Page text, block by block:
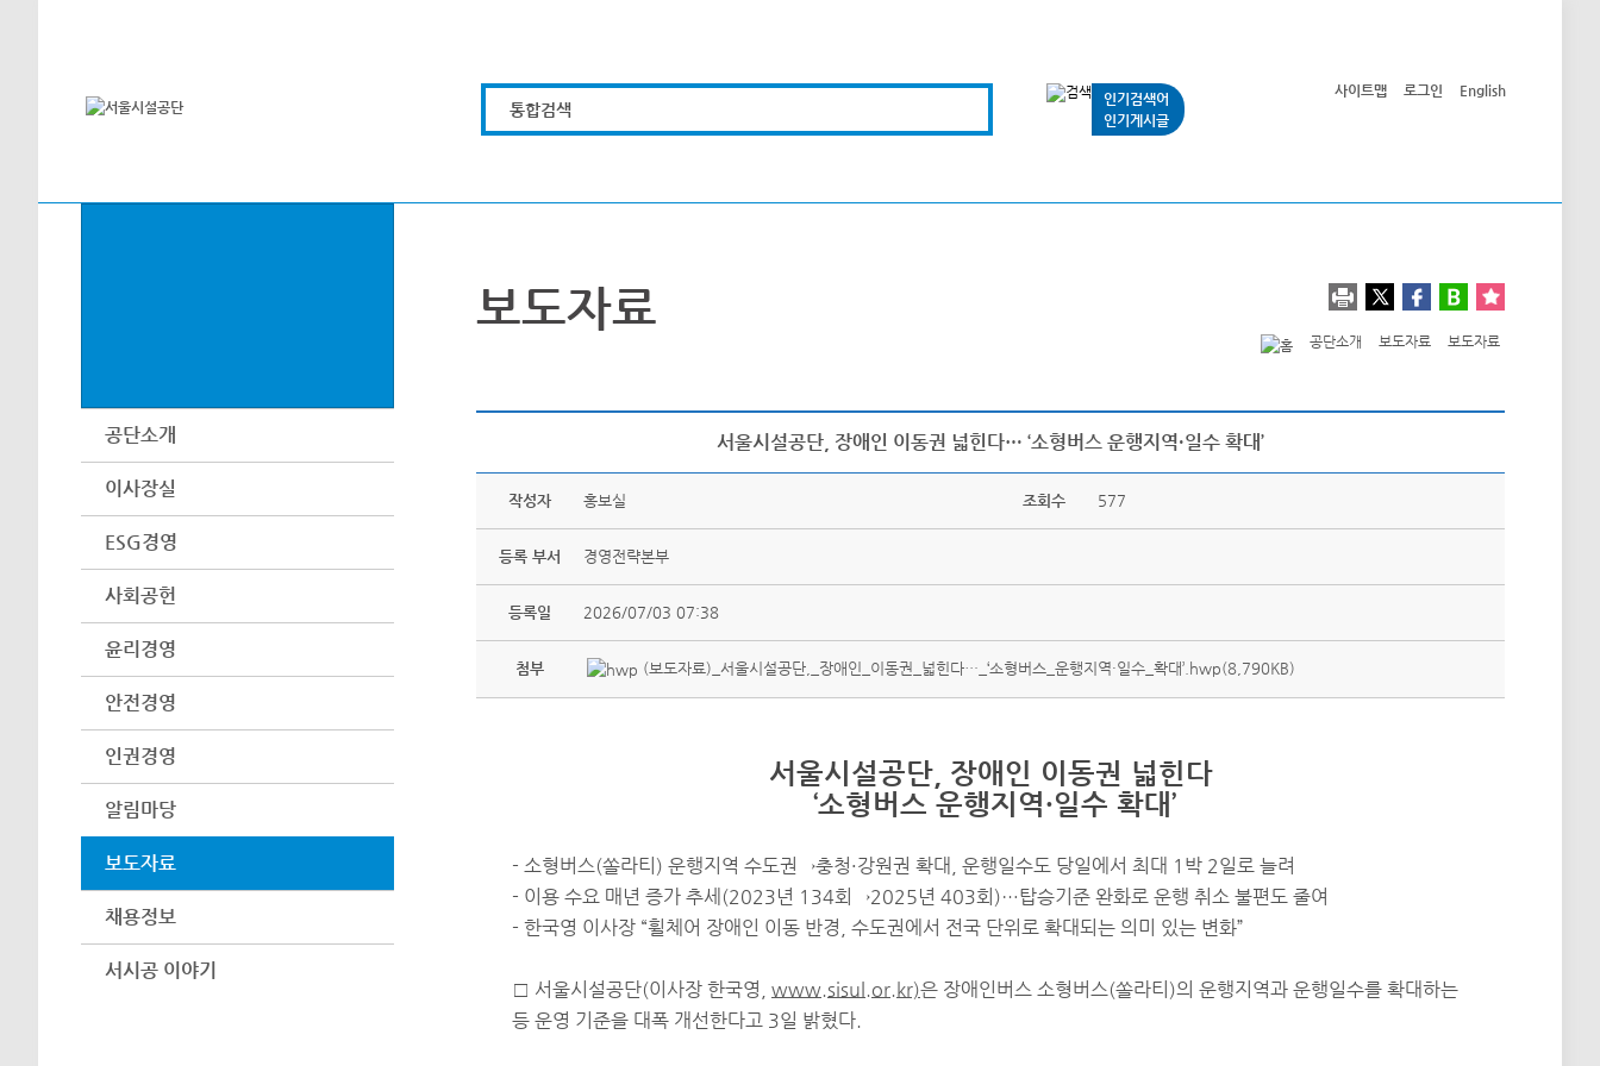
통합검색
인기검색어
인기게시글
사이트맵 로그인 English
공단소개
이사장실
ESG경영
사회공헌
윤리경영
안전경영
인권경영
알림마당
보도자료
채용정보
서시공 이야기
보도자료
공단소개 보도자료 보도자료
서울시설공단, 장애인 이동권 넓힌다… ‘소형버스 운행지역·일수 확대’
작성자 홍보실 조회수 577
등록 부서 경영전략본부
등록일 2026/07/03 07:38
첨부 (보도자료)_서울시설공단,_장애인_이동권_넓힌다…_‘소형버스_운행지역·일수_확대’.hwp(8,790KB)
서울시설공단, 장애인 이동권 넓힌다
‘소형버스 운행지역·일수 확대’
- 소형버스(쏠라티) 운행지역 수도권→충청·강원권 확대, 운행일수도 당일에서 최대 1박 2일로 늘려
- 이용 수요 매년 증가 추세(2023년 134회→2025년 403회)…탑승기준 완화로 운행 취소 불편도 줄여
- 한국영 이사장 “휠체어 장애인 이동 반경, 수도권에서 전국 단위로 확대되는 의미 있는 변화”
□ 서울시설공단(이사장 한국영, www.sisul.or.kr)은 장애인버스 소형버스(쏠라티)의 운행지역과 운행일수를 확대하는
등 운영 기준을 대폭 개선한다고 3일 밝혔다.